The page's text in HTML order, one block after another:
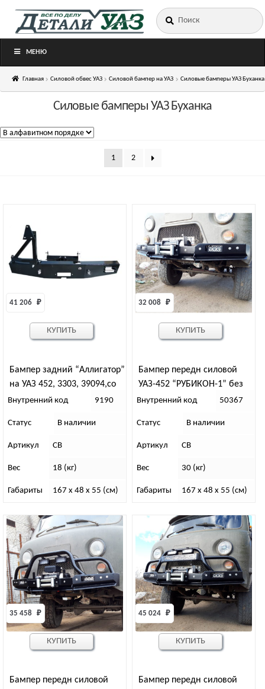
Перейти
Перейти
Искать:
МЕНЮ
Главная Силовой обвес УАЗ Силовой бампер на УАЗ Силовые бамперы УАЗ Буханка
Силовые бамперы УАЗ Буханка
1 2
Бампер задний “Аллигатор”
на УАЗ 452, 3303, 39094,со
скрытой площадкой под
запаску, с квадратом под
фаркоп 50х50 с пазами под
лебёдку
41 206 ₽
Внутренний код 9190
Статус В наличии
Артикул СВ
Вес 18 (кг)
Габариты 167 x 48 x 55 (см)
КУПИТЬ
Бампер передн силовой
УАЗ-452 “РУБИКОН-1” без
кенгурина
32 008 ₽
Внутренний код 50367
Статус В наличии
Артикул СВ
Вес 30 (кг)
Габариты 167 x 48 x 55 (см)
КУПИТЬ
Бампер передн силовой
35 458 ₽
КУПИТЬ
Бампер передн силовой
45 024 ₽
КУПИТЬ